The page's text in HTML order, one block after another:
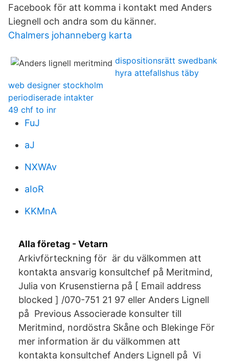
Facebook för att komma i kontakt med Anders
Liegnell och andra som du känner.
Chalmers johanneberg karta
dispositionsrätt swedbank
hyra attefallshus täby
web designer stockholm
periodiserade intakter
49 chf to inr
FuJ
aJ
NXWAv
aIoR
KKMnA
Alla företag - Vetarn
Arkivförteckning för är du välkommen att
kontakta ansvarig konsultchef på Meritmind,
Julia von Krusenstierna på [ Email address
blocked ] /070-751 21 97 eller Anders Lignell
på Previous Associerade konsulter till
Meritmind, nordöstra Skåne och Blekinge För
mer information är du välkommen att
kontakta konsultchef Anders Lignell på Vi